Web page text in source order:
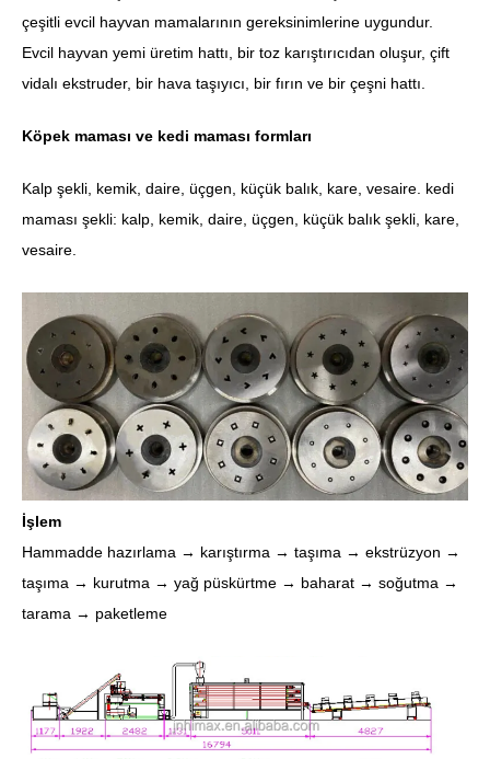
çeşitli evcil hayvan mamalarının gereksinimlerine uygundur.
Evcil hayvan yemi üretim hattı, bir toz karıştırıcıdan oluşur, çift ​​
vidalı ekstruder, bir hava taşıyıcı, bir fırın ve bir çeşni hattı.
Köpek maması ve kedi maması formları
Kalp şekli, kemik, daire, üçgen, küçük balık, kare, vesaire. kedi
maması şekli: kalp, kemik, daire, üçgen, küçük balık şekli, kare,
vesaire.
İşlem
Hammadde hazırlama → karıştırma → taşıma → ekstrüzyon →
taşıma → kurutma → yağ püskürtme → baharat → soğutma →
tarama → paketleme